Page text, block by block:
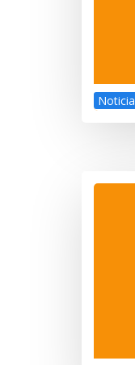
Noticia